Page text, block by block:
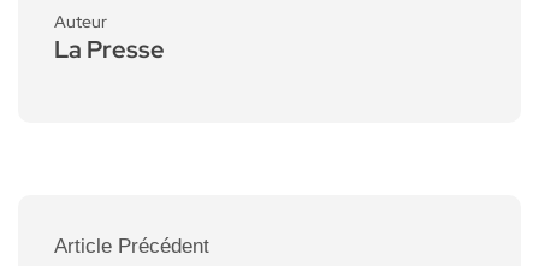
Auteur
La Presse
Article Précédent